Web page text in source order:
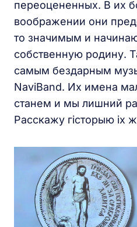
переоцененных. В их
воображении они
то значимым и
собственную родину.
самым бездарным
NaviBand. Их имена
станем и мы лишний
Расскажу гісторыю іх